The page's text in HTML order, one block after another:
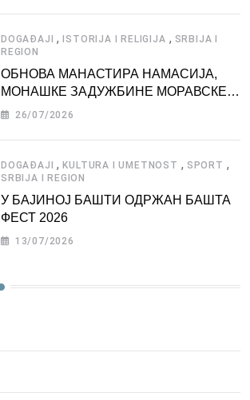
DOGAĐAJI ,ISTORIJA I RELIGIJA , SRBIJA I
REGION
ОБНОВА МАНАСТИРА НАМАСИЈА,
МОНАШКЕ ЗАДУЖБИНЕ МОРАВСКЕ
СРБИЈЕ
26/07/2026
DOGAĐAJI ,KULTURA I UMETNOST , SPORT ,
SRBIJA I REGION
У БАЈИНОЈ БАШТИ ОДРЖАН БАШТА
ФЕСТ 2026
13/07/2026